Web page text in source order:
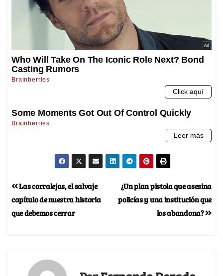
¿Un plan pistola que asesina
policías y una institución que
los abandona?
Las corralejas, el salvaje
capítulo de nuestra historia
que debemos cerrar